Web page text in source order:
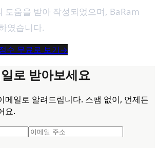
도움을 받아 작성되었으며, BaRam
였습니다.
수 무료로 보기→
로 받아보세요
메일로 알려드립니다. 스팸 없이, 언제든
요.